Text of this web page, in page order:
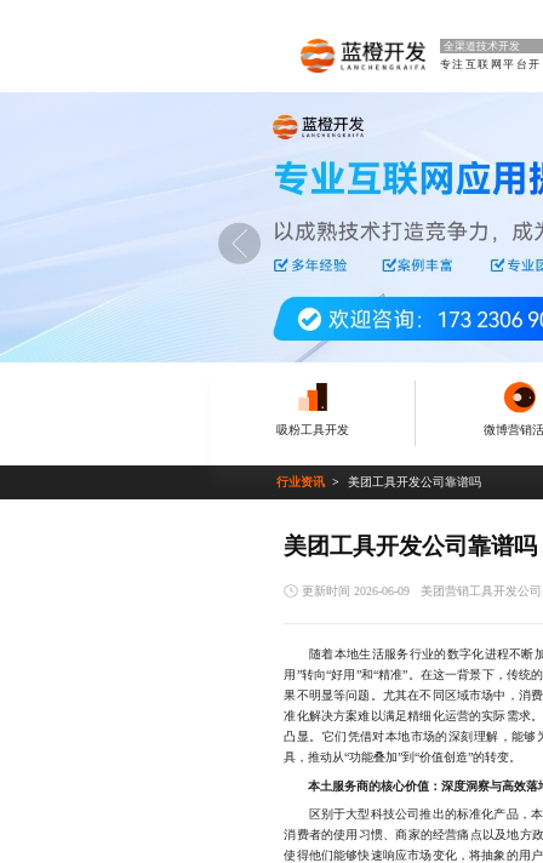
全渠道技术开发
吸粉工具开发 微博营销
行业资讯 美团工具开发公司靠谱吗
美团工具开发公司靠谱吗
更新时间 2026-06-09 美团营销工具开发公司
随着本地生活服务行业的数字化进程不断
用”转向“好用”和“精准”。在这一背景下，传
果不明显等问题。尤其在不同区域市场中，消
准化解决方案难以满足精细化运营的实际需求
凸显。它们凭借对本地市场的深刻理解，能
具，推动从“功能叠加”到“价值创造”的转变。
本土服务商的核心价值：深度洞察与高效落
区别于大型科技公司推出的标准化产品，本
消费者的使用习惯、商家的经营痛点以及地方
使得他们能够快速响应市场变化，将抽象的用